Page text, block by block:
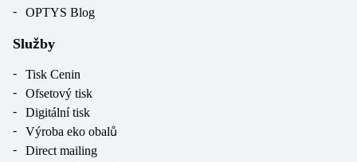
OPTYS Blog
Služby
Tisk Cenin
Ofsetový tisk
Digitální tisk
Výroba eko obalů
Direct mailing